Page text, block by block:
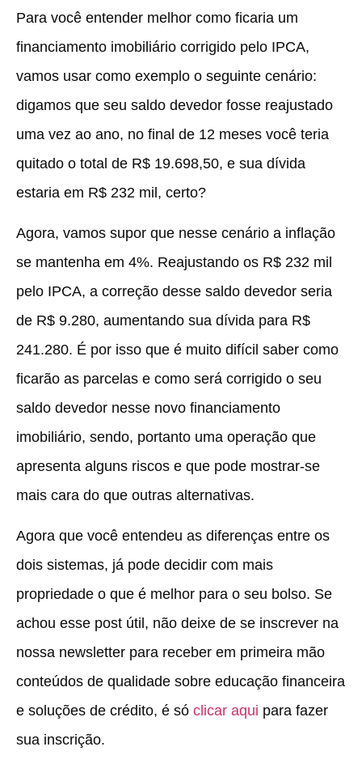
Para você entender melhor como ficaria um
financiamento imobiliário corrigido pelo IPCA,
vamos usar como exemplo o seguinte cenário:
digamos que seu saldo devedor fosse reajustado
uma vez ao ano, no final de 12 meses você teria
quitado o total de R$ 19.698,50, e sua dívida
estaria em R$ 232 mil, certo?
Agora, vamos supor que nesse cenário a inflação
se mantenha em 4%. Reajustando os R$ 232 mil
pelo IPCA, a correção desse saldo devedor seria
de R$ 9.280, aumentando sua dívida para R$
241.280. É por isso que é muito difícil saber como
ficarão as parcelas e como será corrigido o seu
saldo devedor nesse novo financiamento
imobiliário, sendo, portanto uma operação que
apresenta alguns riscos e que pode mostrar-se
mais cara do que outras alternativas.
Agora que você entendeu as diferenças entre os
dois sistemas, já pode decidir com mais
propriedade o que é melhor para o seu bolso. Se
achou esse post útil, não deixe de se inscrever na
nossa newsletter para receber em primeira mão
conteúdos de qualidade sobre educação financeira
e soluções de crédito, é só clicar aqui para fazer
sua inscrição.